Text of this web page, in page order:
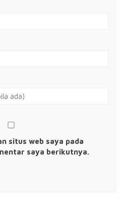
situs web saya pada
saya berikutnya.